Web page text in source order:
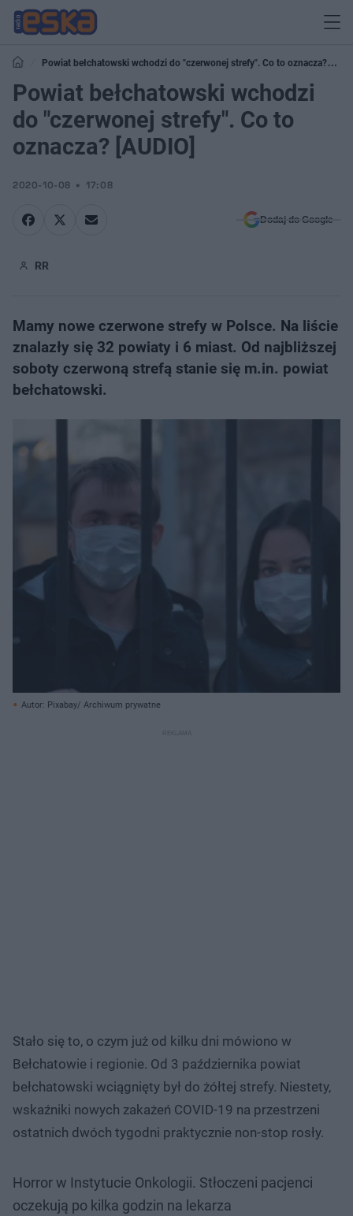
Powiat bełchatowski wchodzi do "czerwonej strefy". Co to oznacza?
[AUDIO]
Powiat bełchatowski wchodzi
do "czerwonej strefy". Co to
oznacza? [AUDIO]
2020-10-08 17:08
Dodaj do Google
RR
Mamy nowe czerwone strefy w Polsce. Na liście
znalazły się 32 powiaty i 6 miast. Od najbliższej
soboty czerwoną strefą stanie się m.in. powiat
bełchatowski.
Autor: Pixabay/ Archiwum prywatne
Stało się to, o czym już od kilku dni mówiono w
Bełchatowie i regionie. Od 3 października powiat
bełchatowski wciągnięty był do żółtej strefy. Niestety,
wskaźniki nowych zakażeń COVID-19 na przestrzeni
ostatnich dwóch tygodni praktycznie non-stop rosły.
Horror w Instytucie Onkologii. Stłoczeni pacjenci
oczekują po kilka godzin na lekarza